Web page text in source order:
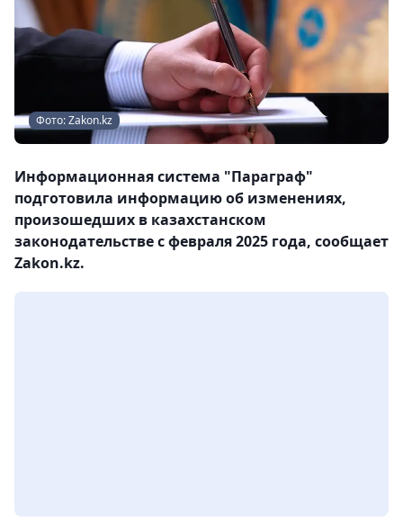
Фото: Zakon.kz
Информационная система "Параграф"
подготовила информацию об изменениях,
произошедших в казахстанском
законодательстве с февраля 2025 года, сообщает
Zakon.kz.